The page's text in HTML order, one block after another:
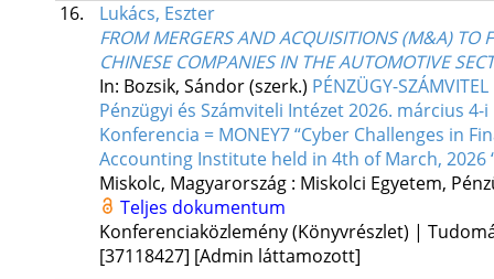
16.
Lukács, Eszter
FROM MERGERS AND ACQUISITIONS (M&A) TO
CHINESE COMPANIES IN THE AUTOMOTIVE
In: Bozsik, Sándor (szerk.) PÉNZÜGY-
Pénzügyi és Számviteli Intézet 2026. március
Konferencia = MONEY7 “Cyber Challenges in
Accounting Institute held in 4th of March,
Miskolc, Magyarország : Miskolci Egyetem,
Teljes dokumentum
Konferenciaközlemény (Könyvrészlet) |
[37118427] [Admin láttamozott]